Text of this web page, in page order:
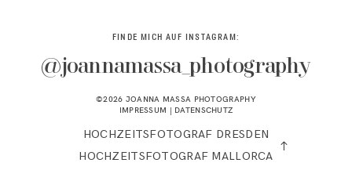
FINDE MICH AUF INSTAGRAM:
@joannamassa_photography
©2026 JOANNA MASSA PHOTOGRAPHY
IMPRESSUM | DATENSCHUTZ
HOCHZEITSFOTOGRAF DRESDEN
HOCHZEITSFOTOGRAF MALLORCA